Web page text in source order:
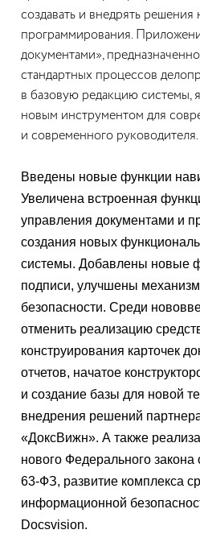
создавать и внедрять
программирования.
документами»,
стандартных процессов
в базовую редакцию системы,
новым инструментом для
и современного руководителя.
Введены новые функции
Увеличена встроенная
управления документами и
создания новых
системы. Добавлены новые
подписи, улучшены
безопасности. Среди
отменить реализацию
конструирования карточек
отчетов, начатое
и создание базы для новой
внедрения решений
«ДоксВижн». А также
нового Федерального закона
63-ФЗ, развитие комплекса
информационной
Docsvision.